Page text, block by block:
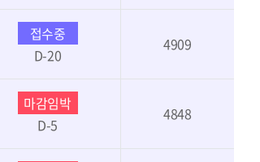
접수중
D-20
4909
마감임박
D-5
4848